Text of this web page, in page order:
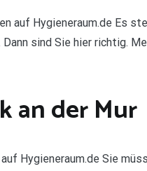
auf Hygieneraum.de Es
sind Sie hier richtig.
an der Mur
Hygieneraum.de Sie